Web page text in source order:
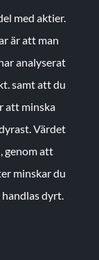
med aktier.
är att man
analyserat
samt att du
att minska
Värdet
genom att
minskar du
dyrt.